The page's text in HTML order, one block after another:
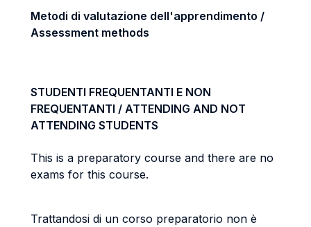
Metodi di valutazione dell'apprendimento /
Assessment methods
STUDENTI FREQUENTANTI E NON
FREQUENTANTI / ATTENDING AND NOT
ATTENDING STUDENTS
This is a preparatory course and there are no
exams for this course.
Trattandosi di un corso preparatorio non è